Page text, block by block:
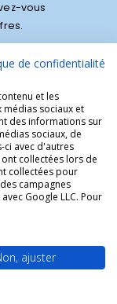
vous
chrétienne de
de confidentialité
et les
sociaux et
des informations sur
sociaux, de
ci avec d'autres
collectées lors de
collectées pour
campagnes
Google LLC. Pour
ajuster